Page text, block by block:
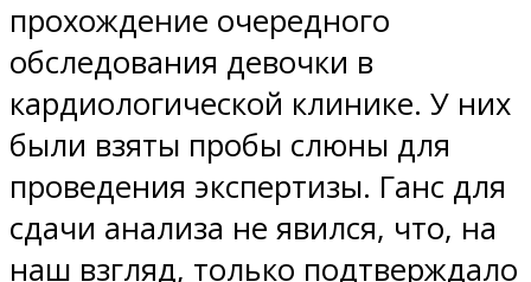
прохождение очередного
обследования девочки в
кардиологической клинике. У них
были взяты пробы слюны для
проведения экспертизы. Ганс для
сдачи анализа не явился, что, на
наш взгляд, только подтверждало